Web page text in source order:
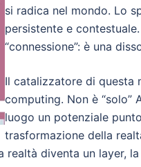
si radica nel mondo. Lo
persistente e
“connessione”: è una
Il catalizzatore di questa
computing. Non è “solo”
luogo un potenziale
trasformazione della
diventa un layer,